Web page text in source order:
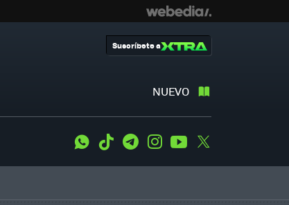
NUEVO
Suscríbete a
WhatsApp
Tiktok TelegramInstagramYoutube